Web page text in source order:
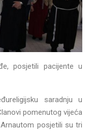
posjetili pacijente u
saradnju u
pomenutog vijeća
posjetili su tri